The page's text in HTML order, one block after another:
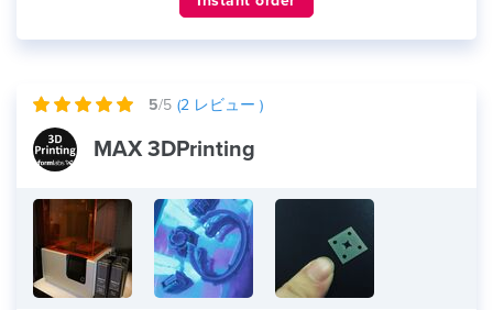
5/5 (2 レビュー )
MAX 3DPrinting